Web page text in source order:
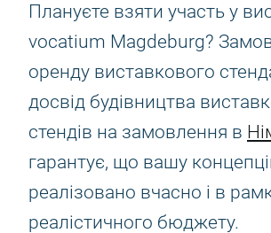
Плануєте взяти участь у
vocatium Magdeburg?
оренду виставкового
досвід будівництва
стендів на замовлення в
гарантує, що вашу
реалізовано вчасно і в
реалістичного бюджету.